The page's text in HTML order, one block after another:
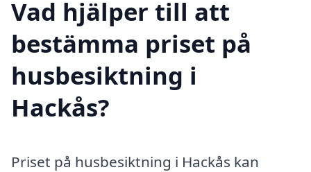
Vad hjälper till att
bestämma priset på
husbesiktning i
Hackås?
Priset på husbesiktning i Hackås kan